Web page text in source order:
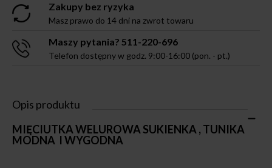
Zakupy bez ryzyka
Masz prawo do 14 dni na zwrot towaru
Maszy pytania? 511-220-696
Telefon dostępny w godz. 9:00-16:00 (pon. - pt.)
Opis produktu
MIĘCIUTKA WELUROWA SUKIENKA , TUNIKA
MODNA I WYGODNA